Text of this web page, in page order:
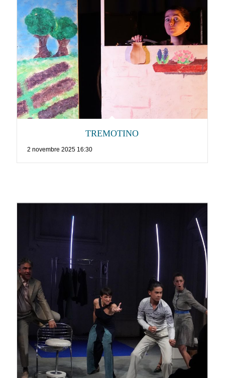
TREMOTINO
2 novembre 2025 16:30